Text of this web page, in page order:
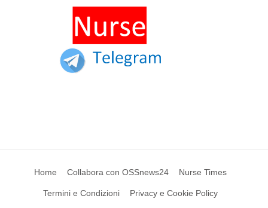
Home Collabora con OSSnews24 Nurse Times
Termini e Condizioni Privacy e Cookie Policy